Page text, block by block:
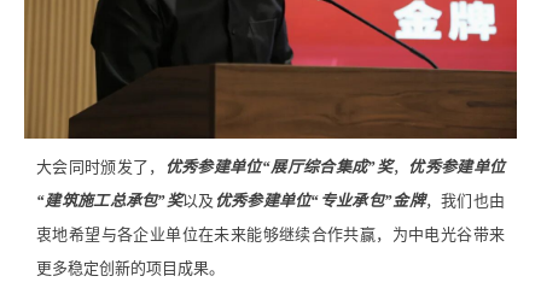
大会同时颁发了， 优秀参建单位“展厅综合集成”奖，
优秀参建单位
“建筑施工总承包”奖以及 优秀参建单位“专业承包”金牌，我们也由
衷地希望与各企业单位在未来能够继续合作共赢，为中电光谷带来
更多稳定创新的项目成果。